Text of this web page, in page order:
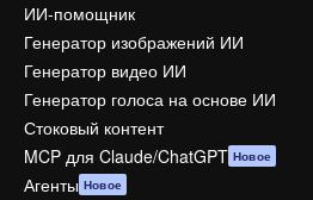
ИИ-помощник
Генератор изображений ИИ
Генератор видео ИИ
Генератор голоса на основе ИИ
Стоковый контент
MCP для Claude/ChatGPT Новое
Агенты Новое